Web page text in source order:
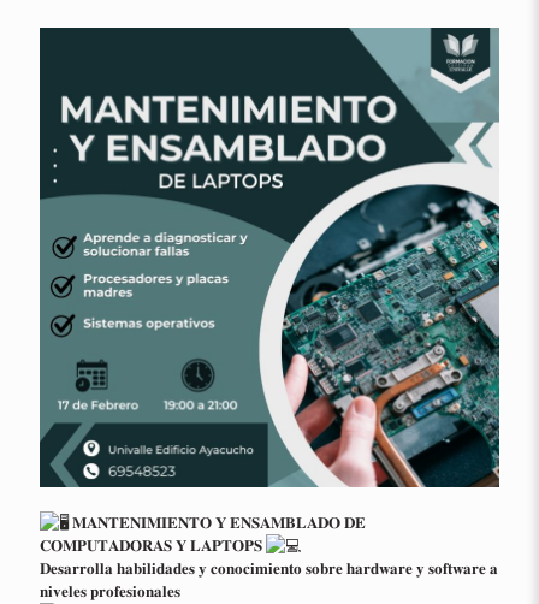
𝐌𝐀𝐍𝐓𝐄𝐍𝐈𝐌𝐈𝐄𝐍𝐓𝐎 𝐘 𝐄𝐍𝐒𝐀𝐌𝐁𝐋𝐀𝐃𝐎 𝐃𝐄
𝐂𝐎𝐌𝐏𝐔𝐓𝐀𝐃𝐎𝐑𝐀𝐒 𝐘 𝐋𝐀𝐏𝐓𝐎𝐏𝐒
𝐃𝐞𝐬𝐚𝐫𝐫𝐨𝐥𝐥𝐚 𝐡𝐚𝐛𝐢𝐥𝐢𝐝𝐚𝐝𝐞𝐬 𝐲 𝐜𝐨𝐧𝐨𝐜𝐢𝐦𝐢𝐞𝐧𝐭𝐨 𝐬𝐨𝐛𝐫𝐞 𝐡𝐚𝐫𝐝𝐰𝐚𝐫𝐞 𝐲 𝐬𝐨𝐟𝐭𝐰𝐚𝐫𝐞 𝐚
𝐧𝐢𝐯𝐞𝐥𝐞𝐬 𝐩𝐫𝐨𝐟𝐞𝐬𝐢𝐨𝐧𝐚𝐥𝐞𝐬